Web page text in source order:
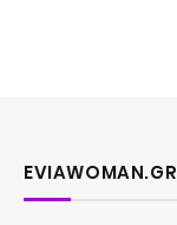
EVIAWOMAN.GR